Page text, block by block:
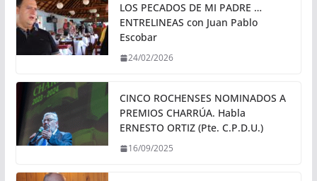
LOS PECADOS DE MI PADRE …
ENTRELINEAS con Juan Pablo
Escobar
24/02/2026
CINCO ROCHENSES NOMINADOS A
PREMIOS CHARRÚA. Habla
ERNESTO ORTIZ (Pte. C.P.D.U.)
16/09/2025